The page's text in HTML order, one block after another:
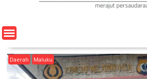
e
n
Daerah Maluku